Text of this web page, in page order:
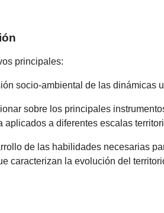
principales:
socio-ambiental de las dinámicas
sobre los principales
a diferentes escalas
de las habilidades necesarias
caracterizan la evolución del